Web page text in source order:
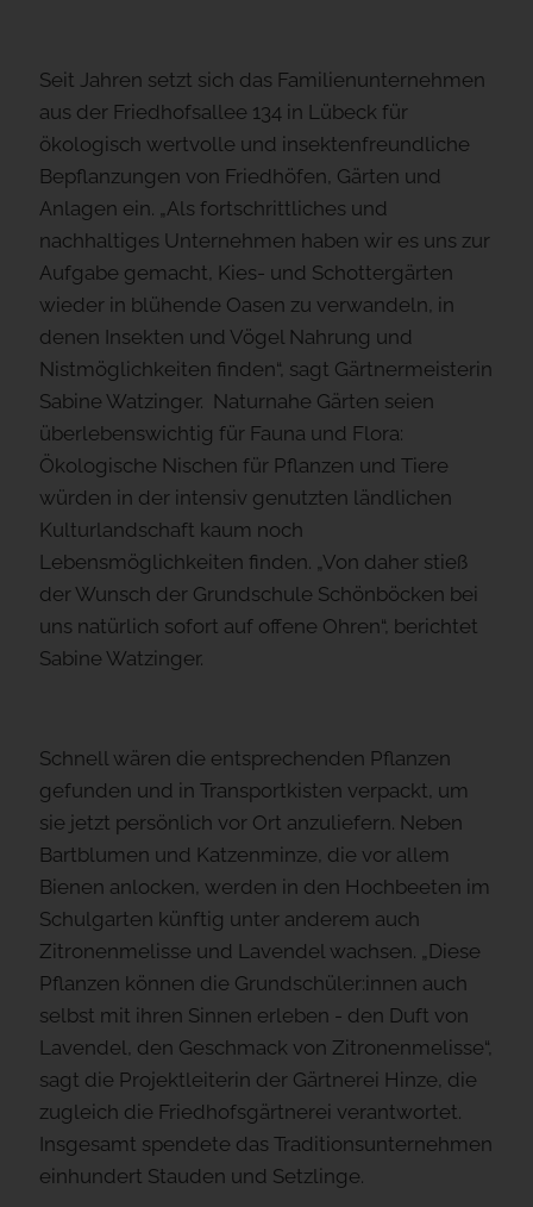
Seit Jahren setzt sich das Familienunternehmen
aus der Friedhofsallee 134 in Lübeck für
ökologisch wertvolle und insektenfreundliche
Bepflanzungen von Friedhöfen, Gärten und
Anlagen ein. „Als fortschrittliches und
nachhaltiges Unternehmen haben wir es uns zur
Aufgabe gemacht, Kies- und Schottergärten
wieder in blühende Oasen zu verwandeln, in
denen Insekten und Vögel Nahrung und
Nistmöglichkeiten finden“, sagt Gärtnermeisterin
Sabine Watzinger. Naturnahe Gärten seien
überlebenswichtig für Fauna und Flora:
Ökologische Nischen für Pflanzen und Tiere
würden in der intensiv genutzten ländlichen
Kulturlandschaft kaum noch
Lebensmöglichkeiten finden. „Von daher stieß
der Wunsch der Grundschule Schönböcken bei
uns natürlich sofort auf offene Ohren“, berichtet
Sabine Watzinger.
Schnell wären die entsprechenden Pflanzen
gefunden und in Transportkisten verpackt, um
sie jetzt persönlich vor Ort anzuliefern. Neben
Bartblumen und Katzenminze, die vor allem
Bienen anlocken, werden in den Hochbeeten im
Schulgarten künftig unter anderem auch
Zitronenmelisse und Lavendel wachsen. „Diese
Pflanzen können die Grundschüler:innen auch
selbst mit ihren Sinnen erleben - den Duft von
Lavendel, den Geschmack von Zitronenmelisse“,
sagt die Projektleiterin der Gärtnerei Hinze, die
zugleich die Friedhofsgärtnerei verantwortet.
Insgesamt spendete das Traditionsunternehmen
einhundert Stauden und Setzlinge.